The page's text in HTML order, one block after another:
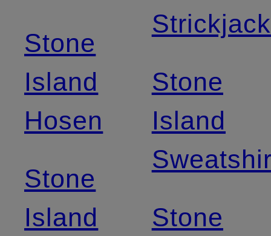
Stone
Island
Hosen
Stone
Island
Stone
Island
Stone